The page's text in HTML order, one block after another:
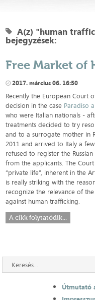
A(z) "human
bejegyzések:
Free Market of
2017. március 06. 16:50
Recently the European Court
decision in the case Paradiso
who were Italian nationals -
treatments decided to try
and to a surrogate mother in
2011 and arrived to Italy a
refused to register the
from the applicants. The
“private life”, inherent in the
is really striking with the
recognize the relevance of
against human trafficking.
A cikk folytatódik...
Útmutató